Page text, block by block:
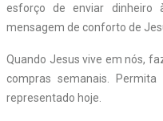
esforço de enviar dinheiro
mensagem de conforto de
Quando Jesus vive em nós,
compras semanais.
representado hoje.